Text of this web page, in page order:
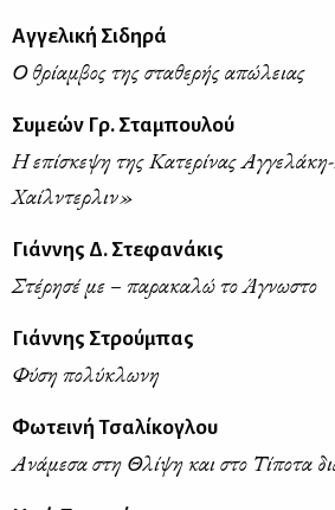
Αγγελική Σιδηρά
Ο θρίαμβος της σταθερής απώλειας
Συμεών Γρ. Σταμπουλού
Η επίσκεψη της Κατερίνας
Χαίλντερλιν»
Γιάννης Δ. Στεφανάκις
Στέρησέ με – παρακαλώ το Άγνωστο
Γιάννης Στρούμπας
Φύση πολύκλωνη
Φωτεινή Τσαλίκογλου
Ανάμεσα στη Θλίψη και στο Τίποτα